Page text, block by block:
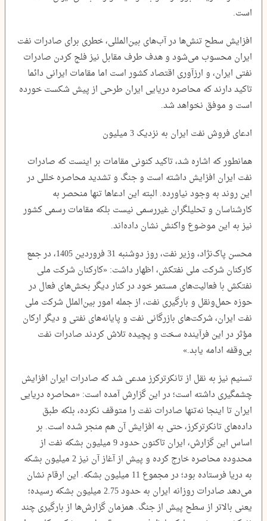
است.
افزایش سطح تنش‌ها در آب‌های بین‌المللی، خطری برای صادرات نفت
ایران محسوب می‌شود و هدف طرف مقابل نیز فلج کردن صادرات
نفتی ایران، و ارزآوری اقتصاد کشور است اما مقامات ایرانی دائما
تاکید دارند که محاصره دریایی ایران طرحی از پیش شکست خورده
است و موفق نخواهد شد.
ادعای فروش نفت ایران به نزدیک 3 میلیون
همانطور که اشاره شد، تاکید کنونی مقامات بر اینست که صادرات
نفت ایران افزایش داشته است و جنگ و تشدید محاصره خللی در
این روند به وجود نیاورده. البته این ادعاها تنها منحصر به
کارشناسان و تحلیلگران غیررسمی نیست بلکه مقامات رسمی کشور
نیز به این موضوع واکنش نشان داده‌اند.
محسن پاک‌نژاد، وزیر نفت، روز دوشنبه 31 فروردین 1405، در جمع
کارکنان شرکت ملی نفتکش، اظهار داشت: «کارکنان شرکت ملی
نفتکش با فعالیت‌های مستمر خود در کنار دیگر بخش‌های فعال در
حوزه حمل‌ونقل و بارگیری نفت، از جمله امور بین‌الملل شرکت ملی
نفت ایران، شرکت‌های بازرگانی نفت و پایانه‌های نفتی و دیگر ارکان
مؤثر در این فرآینده سخت و پچیده تلاش کردند صادرات نفت
بی‌وقفه ادامه یابد.»
تسنیم نیز به نقل از تانکرترکرز مدعی شد که صادرات ایران افزایش
چشمگیری داشته است؛ در این گزارش آمده است: «محاصره دریایی
ایران تا اینجا نه‌تنها صادرات نفت را متوقف نکرده، بلکه طبق
داده‌های تانکرترکرز، حتی به افزایش آن هم منجر شده است. بر
اساس این گزارش، ایران تاکنون حدود 9 میلیون بشکه نفت از
محدوده محاصره خارج کرده و پیش از آغاز آن نیز 2 میلیون بشکه
به دریا فرستاده بود؛ در مجموع 11 میلیون بشکه. این ارقام نشان
می‌دهد صادرات روزانه ایران به حدود 2.75 میلیون بشکه رسیده؛
یعنی بالاتر از سطح پیش از جنگ. همزمان گزارش‌ها از بارگیری چند